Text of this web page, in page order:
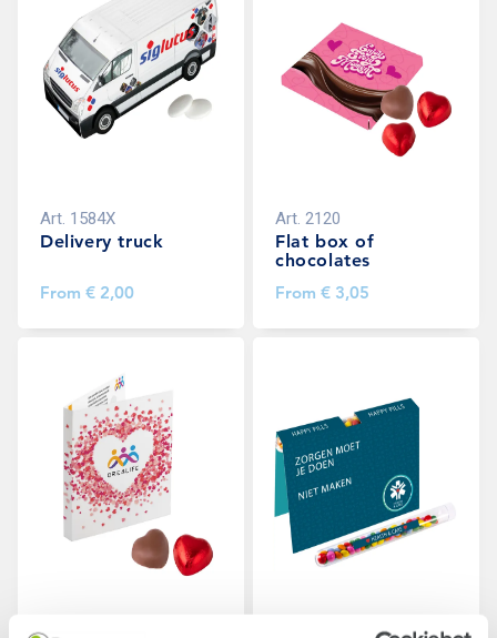
Art. 1584X
Delivery truck
From € 2,00
Art. 2120
Flat box of
chocolates
From € 3,05